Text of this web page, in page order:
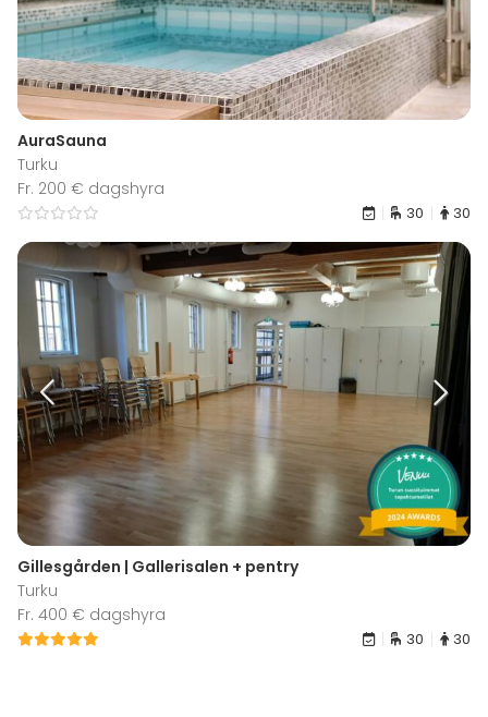
AuraSauna
Turku
Fr. 200 € dagshyra
30 30
Gillesgården | Gallerisalen + pentry
Turku
Fr. 400 € dagshyra
30 30